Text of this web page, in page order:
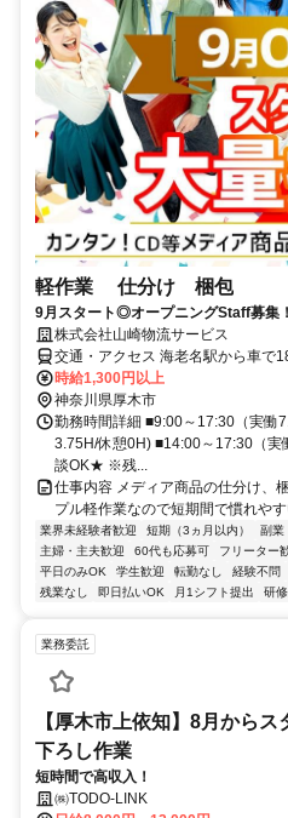
軽作業 仕分け 梱包
9月スタート◎オープニングStaff募集
株式会社山崎物流サービス
交通・アクセス 海老名駅から車で
時給1,300円以上
神奈川県厚木市
勤務時間詳細 ■9:00～17:30（実働
3.75H/休憩0H) ■14:00～17:30（実
談OK★ ※残...
仕事内容 メディア商品の仕分け、
プル軽作業なので短期間で慣れや
業界未経験者歓迎 短期（3ヵ月以内） 副業
主婦・主夫歓迎
60代も応募可 フリーター
平日のみOK
学生歓迎 転勤なし 経験不問
残業なし
即日払いOK 月1シフト提出 研
業務委託
【厚木市上依知】8月から
下ろし作業
短時間で高収入！
㈱TODO-LINK